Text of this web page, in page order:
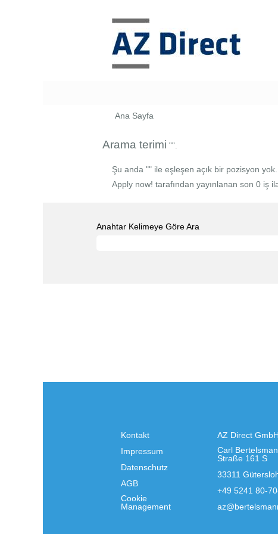
Ana Sayfa
Arama terimi "".
Şu anda "" ile eşleşen açık bir pozisyon yok.
Apply now! tarafından yayınlanan son 0 iş
Anahtar Kelimeye Göre Ara
Kontakt
Impressum
Datenschutz
AGB
Cookie
Management
AZ Direct GmbH
Carl
Straße 161 S
33311
+49 5241 80-